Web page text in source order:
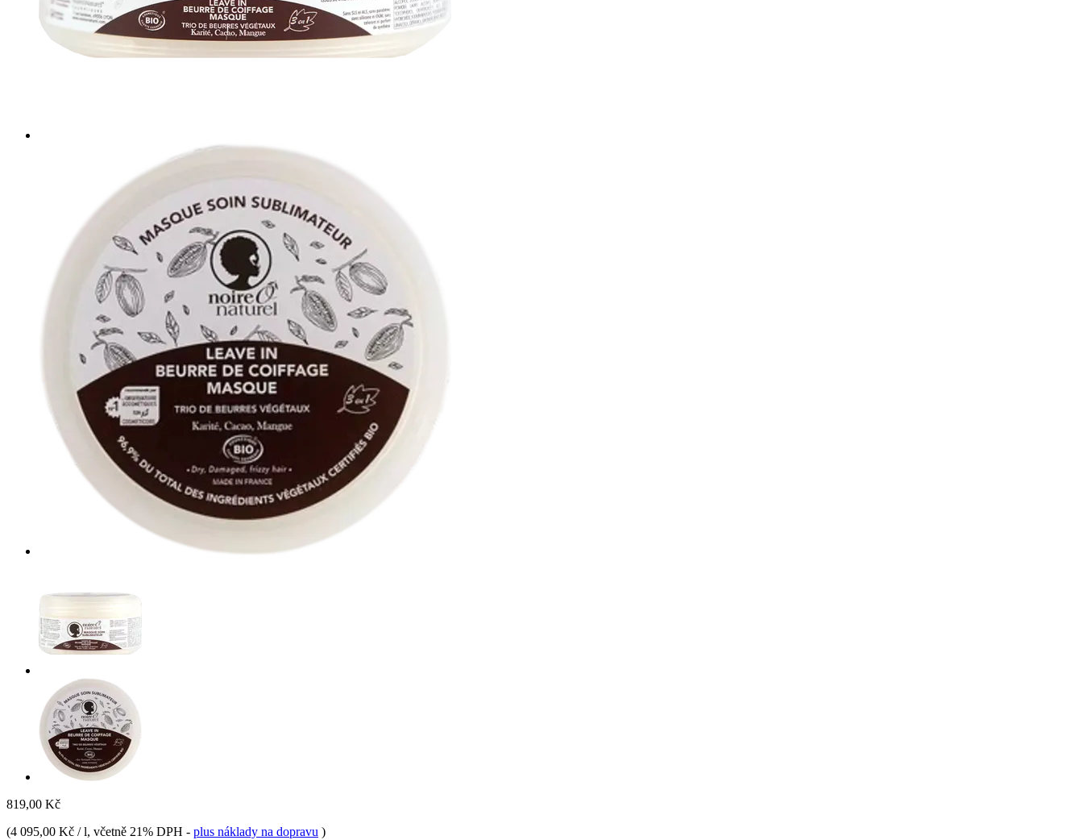
819,00 Kč
(4 095,00 Kč / l, včetně 21% DPH - plus náklady na dopravu )